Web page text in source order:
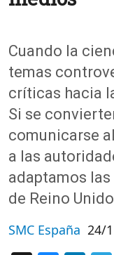
Cuando la
temas
críticas hacia
Si se
comunicarse
a las
adaptamos
de Reino
SMC España 24/